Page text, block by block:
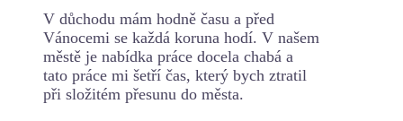
V důchodu mám hodně času a před
Vánocemi se každá koruna hodí. V našem
městě je nabídka práce docela chabá a
tato práce mi šetří čas, který bych ztratil
při složitém přesunu do města.